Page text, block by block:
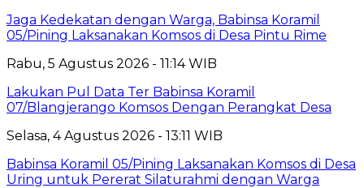
Jaga Kedekatan dengan Warga, Babinsa Koramil
05/Pining Laksanakan Komsos di Desa Pintu Rime
Rabu, 5 Agustus 2026 - 11:14 WIB
Lakukan Pul Data Ter Babinsa Koramil
07/Blangjerango Komsos Dengan Perangkat Desa
Selasa, 4 Agustus 2026 - 13:11 WIB
Babinsa Koramil 05/Pining Laksanakan Komsos di Desa
Uring untuk Pererat Silaturahmi dengan Warga